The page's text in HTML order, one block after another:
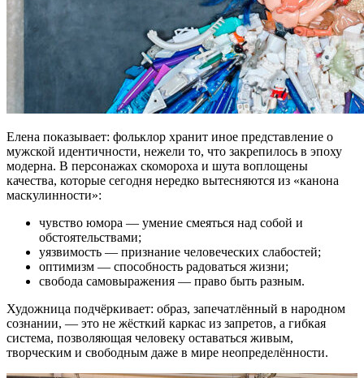
Елена показывает: фольклор хранит иное представление о
мужской идентичности, нежели то, что закрепилось в эпоху
модерна. В персонажах скомороха и шута воплощены
качества, которые сегодня нередко вытесняются из «канона
маскулинности»:
чувство юмора — умение смеяться над собой и
обстоятельствами;
уязвимость — признание человеческих слабостей;
оптимизм — способность радоваться жизни;
свобода самовыражения — право быть разным.
Художница подчёркивает: образ, запечатлённый в народном
сознании, — это не жёсткий каркас из запретов, а гибкая
система, позволяющая человеку оставаться живым,
творческим и свободным даже в мире неопределённости.